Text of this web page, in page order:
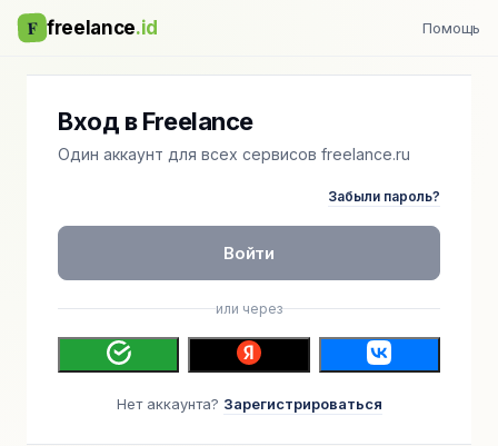
F freelance.id Помощь
Вход в Freelance
Один аккаунт для всех сервисов freelance.ru
Забыли пароль?
Войти
или через
Нет аккаунта? Зарегистрироваться